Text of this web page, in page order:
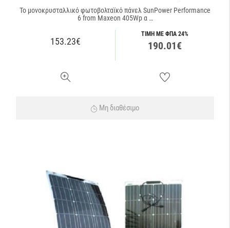
Το μονοκρυσταλλικό φωτοβολταϊκό πάνελ SunPower Performance
6 from Maxeon 405Wp α …
153.23€
ΤΙΜΗ ΜΕ ΦΠΑ 24%
190.01€
Μη διαθέσιμο